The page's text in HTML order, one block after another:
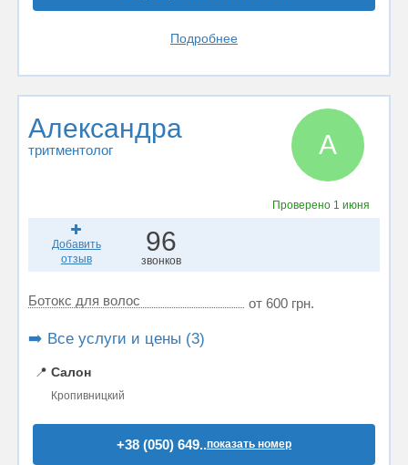
Подробнее
Александра
тритментолог А
Проверено 1 июня
Добавить
отзыв
96
звонков
Ботокс для волос от 600 грн.
➡️ Все услуги и цены (3)
📍 Салон
Кропивницкий
+38 (050) 649..показать номер